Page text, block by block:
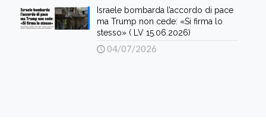
Israele bombarda l’accordo di pace
ma Trump non cede: «Si firma lo
stesso» ( LV 15.06.2026)
04/07/2026